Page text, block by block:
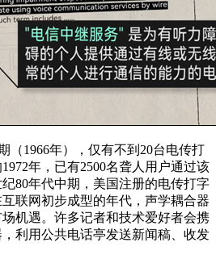
（1966年），仅有不到20台电传打
年，已有2500名聋人用户通过该
80年代中期，美国注册的电传打字
联网初步成型的年代，声学耦合器
机遇。许多记者和技术爱好者会携
利用公共电话亭发送新闻稿、收发